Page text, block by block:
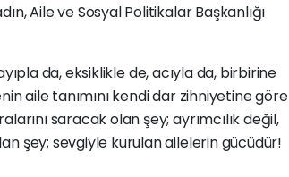
Aile ve Sosyal Politikalar Başkanlığı
da, eksiklikle de, acıyla da, birbirine
aile tanımını kendi dar zihniyetine göre
saracak olan şey; ayrımcılık değil,
şey; sevgiyle kurulan ailelerin gücüdür!